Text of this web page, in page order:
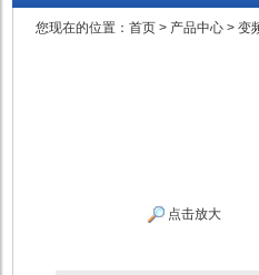
您现在的位置： 首页 > 产品中心 > 变
点击放大